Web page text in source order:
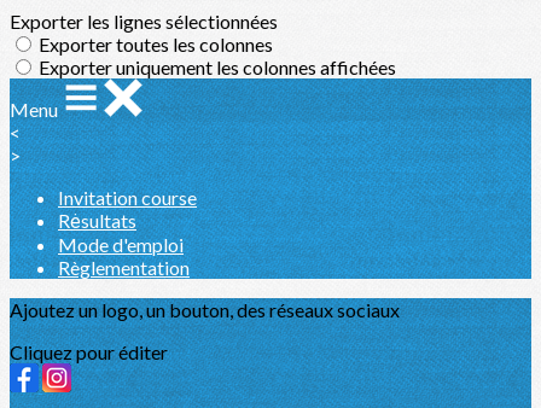
Exporter les lignes sélectionnées
Exporter toutes les colonnes
Exporter uniquement les colonnes affichées
Menu
<
>
Invitation course
Rėsultats
Mode d'emploi
Règlementation
Ajoutez un logo, un bouton, des réseaux sociaux
Cliquez pour éditer